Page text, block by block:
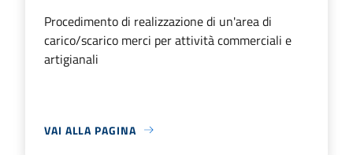
Procedimento di realizzazione di un'area di
carico/scarico merci per attività commerciali e
artigianali
VAI ALLA PAGINA